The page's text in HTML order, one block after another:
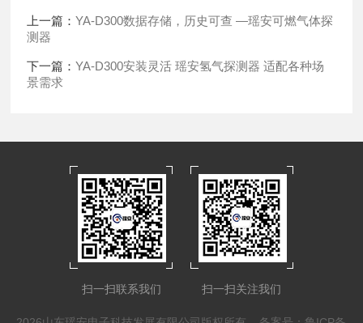
上一篇：YA-D300数据存储，历史可查 —瑶安可燃气体探
测器
下一篇：YA-D300安装灵活 瑶安氢气探测器 适配各种场
景需求
扫一扫联系我们 扫一扫关注我们